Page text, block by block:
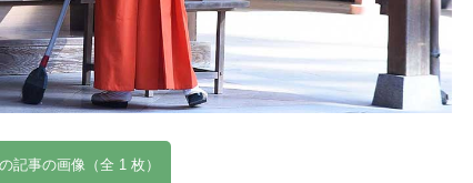
記事の画像（全 1 枚）